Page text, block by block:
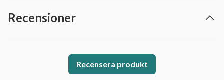
Recensioner
Recensera produkt